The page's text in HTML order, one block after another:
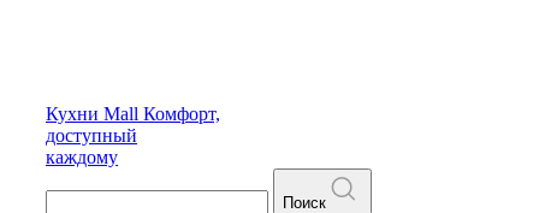
Кухни Mall Комфорт,
доступный
каждому
Поиск